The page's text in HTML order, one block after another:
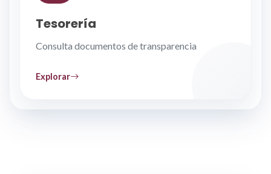
Tesorería
Consulta documentos de transparencia
Explorar